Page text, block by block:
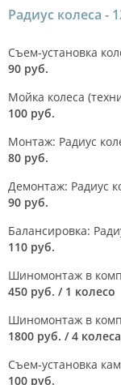
Радиус колеса -
Съем-установка
90 руб.
Мойка колеса
100 руб.
Монтаж: Радиус
80 руб.
Демонтаж: Радиус
90 руб.
Балансировка:
110 руб.
Шиномонтаж в
450 руб. / 1 колесо
Шиномонтаж в
1800 руб. / 4 колеса
Съем-установка
100 руб.